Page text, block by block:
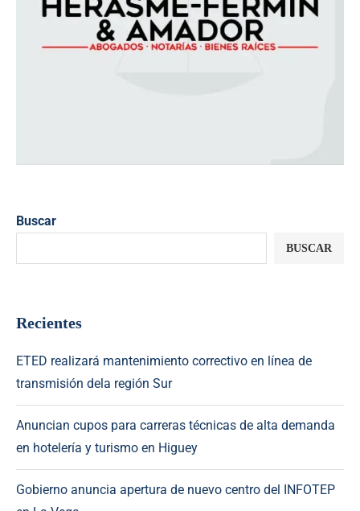
Buscar
BUSCAR
Recientes
ETED realizará mantenimiento correctivo en línea de
transmisión dela región Sur
Anuncian cupos para carreras técnicas de alta demanda
en hotelería y turismo en Higuey
Gobierno anuncia apertura de nuevo centro del INFOTEP